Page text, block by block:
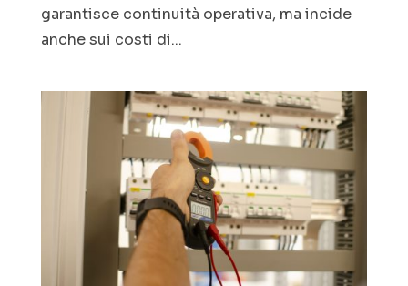
garantisce continuità operativa, ma incide
anche sui costi di...